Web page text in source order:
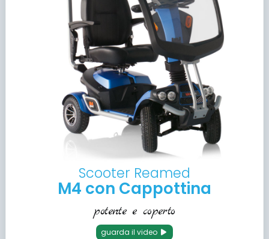
Scooter Reamed
M4 con Cappottina
potente e coperto
guarda il video